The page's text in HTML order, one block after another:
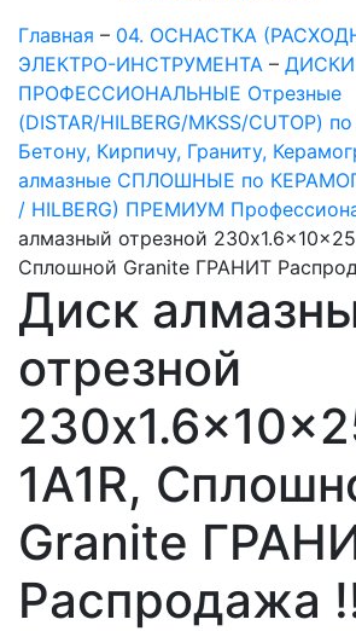
Главная – 04. ОСНАСТКА
ЭЛЕКТРО-ИНСТРУМЕНТА –
ПРОФЕССИОНАЛЬНЫЕ Отрезные
(DISTAR/HILBERG/MKSS/CUTOP)
Бетону, Кирпичу, Граниту,
алмазные СПЛОШНЫЕ по
/ HILBERG) ПРЕМИУМ
алмазный отрезной
Сплошной Granite ГРАНИТ
Диск
отрезной
1A1R,
Granite
Распродажа